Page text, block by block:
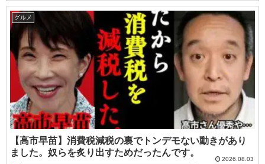
グルメ
【高市早苗】消費税減税の裏でトンデモない動きがあり
ました。奴らを炙り出すためだったんです。
2026.08.03